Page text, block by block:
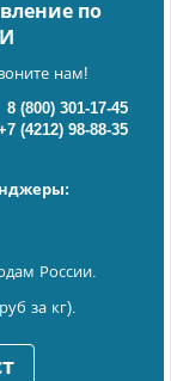
по
нам!
8 (800) 301-17-45
(4212) 98-88-35
России.
за кг).